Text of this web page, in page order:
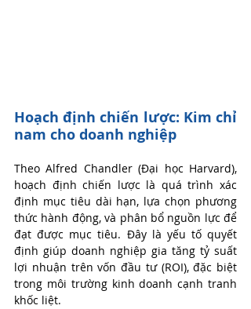
Hoạch định chiến lược: Kim chỉ
nam cho doanh nghiệp
Theo Alfred Chandler (Đại học Harvard),
hoạch định chiến lược là quá trình xác
định mục tiêu dài hạn, lựa chọn phương
thức hành động, và phân bổ nguồn lực để
đạt được mục tiêu. Đây là yếu tố quyết
định giúp doanh nghiệp gia tăng tỷ suất
lợi nhuận trên vốn đầu tư (ROI), đặc biệt
trong môi trường kinh doanh cạnh tranh
khốc liệt.